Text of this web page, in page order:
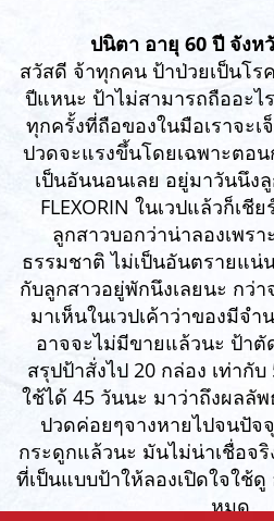
ปนิตา อายุ 60 ปี จังห
สวัสดี จ้าทุกคน ป้าป่วยเป็นโร
ปีแหนะ ป้าไม่สามารถถืออะไ
ทุกครั้งที่ถือของในมือเราจะ
ปวดจะแรงขึ้นโดยเฉพาะตอ
เป็นอันนอนเลย อยู่มาวันนึง
FLEXORIN ในเวปแล้วก็เ
ลูกสาวบอกว่าน่าลองเพร
ธรรมชาติ ไม่เป็นอันตรายแ
กับลูกสาวอยู่พักนึงเลยนะ กว่
มาเห็นในเวปเค้าว่าของมีจ
อาจจะไม่มีขายแล้วนะ ป้าตั
สรุปป้าสั่งไป 20 กล่อง เท่ากั
ใช้ได้ 45 วันนะ มาว่าถึงผลลั
ปวดค่อยๆจางหายไปจนปัจ
กระดูกแล้วนะ มันไม่น่าเชื่อจ
ที่เป็นแบบป้าให้ลองเปิดใจใช้
หมด